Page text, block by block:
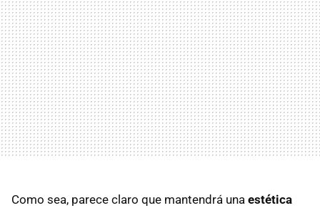
Como sea, parece claro que mantendrá una estética